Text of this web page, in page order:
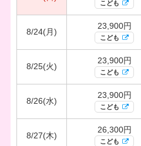
こども
8/24(月)
23,900円
こども
8/25(火)
23,900円
こども
8/26(水)
23,900円
こども
8/27(木)
26,300円
こども